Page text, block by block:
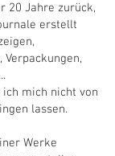
20 Jahre zurück,
erstellt
Verpackungen,
mich nicht von
lassen.
Werke